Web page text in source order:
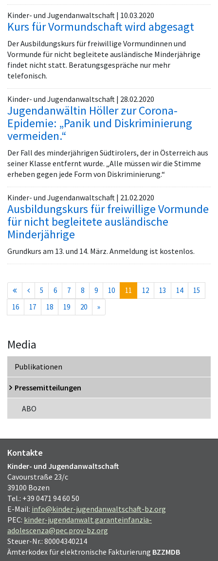
Kinder- und Jugendanwaltschaft | 10.03.2020
Kurs für Vormundschaft wird abgesagt
Der Ausbildungskurs für freiwillige Vormundinnen und
Vormunde für nicht begleitete ausländische Minderjährige
findet nicht statt. Beratungsgespräche nur mehr
telefonisch.
Kinder- und Jugendanwaltschaft | 28.02.2020
Jugendanwältin Höller zur Corona-
Epidemie: „Panik und Diskriminierung
vermeiden.“
Der Fall des minderjährigen Südtirolers, der in Österreich aus
seiner Klasse entfernt wurde. „Alle müssen wir die Stimme
erheben gegen jede Form von Diskriminierung.“
Kinder- und Jugendanwaltschaft | 21.02.2020
Ausbildungskurs für freiwillige Vormunde
für nicht begleitete ausländische
Minderjährige
Grundkurs am 13. und 14. März. Anmeldung ist kostenlos.
5 6 7 8 9 10 11 (current)
12 13 14
15
16
17 18 19 20 »
Media
Publikationen
Pressemitteilungen
ABO
Kontakte
Kinder- und Jugendanwaltschaft
Cavourstraße 23/c
39100 Bozen
Tel.: +39 0471 94 60 50
E-Mail: info@kinder-jugendanwaltschaft-bz.org
PEC: kinder-jugendanwalt.garanteinfanzia-
adolescenza@pec.prov-bz.org
Steuer-Nr.: 80004340214
Ämterkodex für elektronische Fakturierung BZZMDB